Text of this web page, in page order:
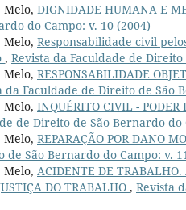
Melo, DIGNIDADE HUMANA E
do Campo: v. 10 (2004)
Melo, Responsabilidade civil
, Revista da Faculdade de
Melo, RESPONSABILIDADE
da Faculdade de Direito de São
Melo, INQUÉRITO CIVIL -
de Direito de São Bernardo do
Melo, REPARAÇÃO POR DANO
de São Bernardo do Campo: v.
Melo, ACIDENTE DE
DO TRABALHO , Revista